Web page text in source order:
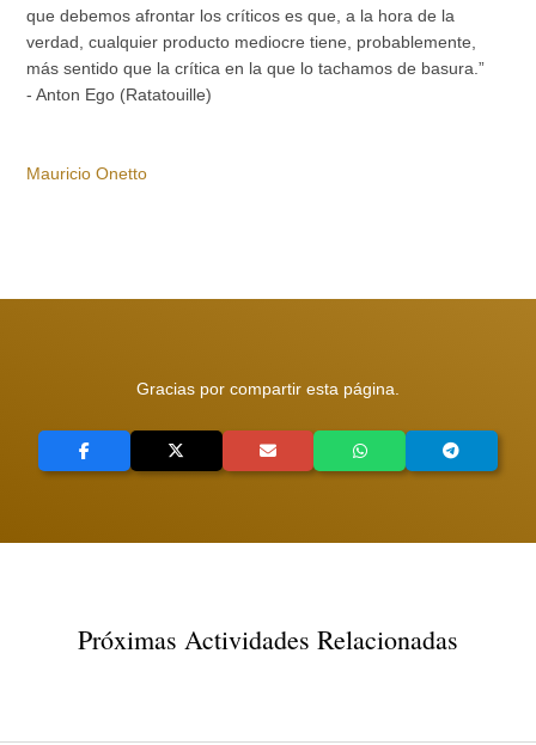
que debemos afrontar los críticos es que, a la hora de la
verdad, cualquier producto mediocre tiene, probablemente,
más sentido que la crítica en la que lo tachamos de basura.”
- Anton Ego (Ratatouille)
Mauricio Onetto
Gracias por compartir esta página.
Próximas Actividades Relacionadas